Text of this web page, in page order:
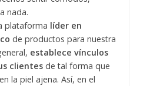
nada.
plataforma líder en
de productos para nuestra
establece vínculos
clientesde tal forma que
la piel ajena. Así, en el